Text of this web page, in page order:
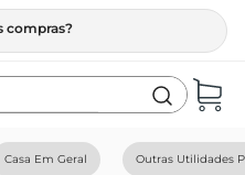
compras?
Casa Em Geral Outras Utilidades